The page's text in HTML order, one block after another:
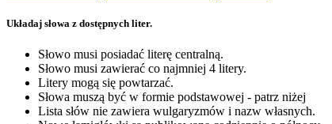
Układaj słowa z dostępnych liter.
Słowo musi posiadać literę centralną.
Słowo musi zawierać co najmniej 4 litery.
Litery mogą się powtarzać.
Słowa muszą być w formie podstawowej - patrz niżej
Lista słów nie zawiera wulgaryzmów i nazw własnych.